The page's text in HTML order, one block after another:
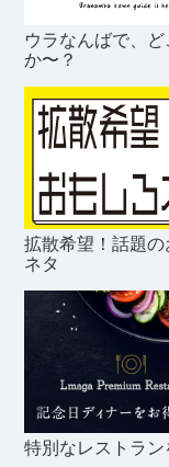
ウラなんばで、ど
か〜？
拡散希望！話題の
ネタ
特別なレストラン